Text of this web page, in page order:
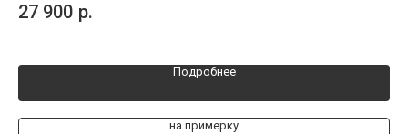
27 900 р.
Подробнее
на примерку